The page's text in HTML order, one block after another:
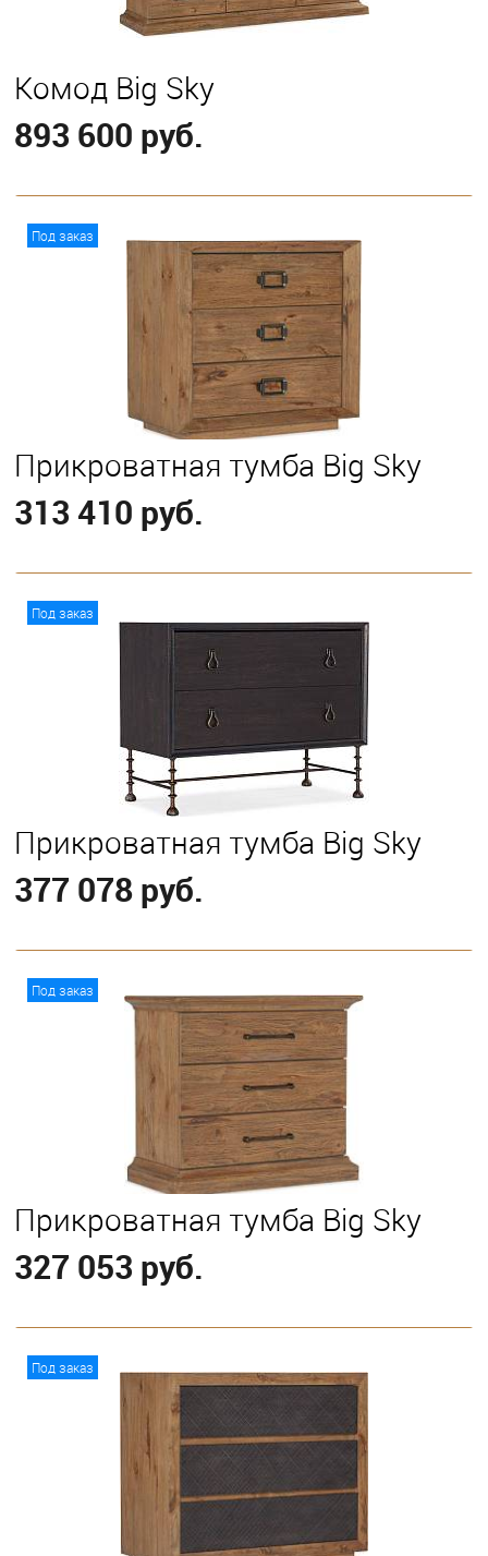
Комод Big Sky
893 600 руб.
Под заказ
Прикроватная тумба Big Sky
313 410 руб.
Под заказ
Прикроватная тумба Big Sky
377 078 руб.
Под заказ
Прикроватная тумба Big Sky
327 053 руб.
Под заказ